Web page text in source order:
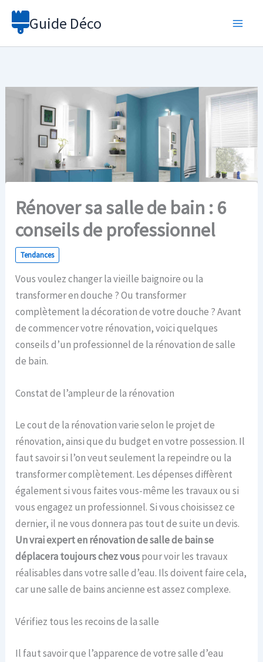
Aller
Guide Déco
Rénover sa salle de bain : 6
conseils de professionnel
Tendances
Vous voulez changer la vieille baignoire ou la
transformer en douche ? Ou transformer
complètement la décoration de votre douche ? Avant
de commencer votre rénovation, voici quelques
conseils d’un professionnel de la rénovation de salle
de bain.
Constat de l’ampleur de la rénovation
Le cout de la rénovation varie selon le projet de
rénovation, ainsi que du budget en votre possession. Il
faut savoir si l’on veut seulement la repeindre ou la
transformer complètement. Les dépenses diffèrent
également si vous faites vous-même les travaux ou si
vous engagez un professionnel. Si vous choisissez ce
dernier, il ne vous donnera pas tout de suite un devis.
Un vrai expert en rénovation de salle de bain se
déplacera toujours chez vouspour voir les travaux
réalisables dans votre salle d’eau. Ils doivent faire cela,
car une salle de bains ancienne est assez complexe.
Vérifiez tous les recoins de la salle
Il faut savoir que l’apparence de votre salle d’eau